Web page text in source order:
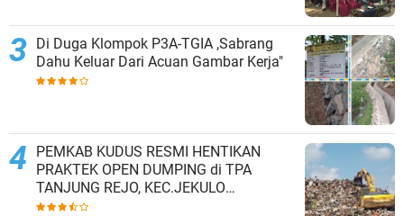
Di Duga Klompok P3A-TGIA ,Sabrang
Dahu Keluar Dari Acuan Gambar Kerja"
PEMKAB KUDUS RESMI HENTIKAN
PRAKTEK OPEN DUMPING di TPA
TANJUNG REJO, KEC.JEKULO
KAB.KUDUS,BERLAKUKAN SISTEM